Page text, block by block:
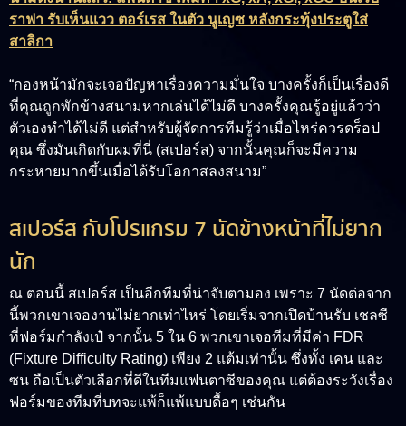
ราฟา รับเห็นแวว ตอร์เรส ในตัว นูเญซ หลังกระทุ้งประตูใส่
สาลิกา
“กองหน้ามักจะเจอปัญหาเรื่องความมั่นใจ บางครั้งก็เป็นเรื่องดี
ที่คุณถูกพักข้างสนามหากเล่นได้ไม่ดี บางครั้งคุณรู้อยู่แล้วว่า
ตัวเองทำได้ไม่ดี แต่สำหรับผู้จัดการทีมรู้ว่าเมื่อไหร่ควรดร็อป
คุณ ซึ่งมันเกิดกับผมที่นี่ (สเปอร์ส) จากนั้นคุณก็จะมีความ
กระหายมากขึ้นเมื่อได้รับโอกาสลงสนาม”
สเปอร์ส กับโปรแกรม 7 นัดข้างหน้าที่ไม่ยาก
นัก
ณ ตอนนี้ สเปอร์ส เป็นอีกทีมที่น่าจับตามอง เพราะ 7 นัดต่อจาก
นี้พวกเขาเจองานไม่ยากเท่าไหร่ โดยเริ่มจากเปิดบ้านรับ เชลซี
ที่ฟอร์มกำลังเป๋ จากนั้น 5 ใน 6 พวกเขาเจอทีมที่มีค่า FDR
(Fixture Difficulty Rating) เพียง 2 แต้มเท่านั้น ซึ่งทั้ง เคน และ
ซน ถือเป็นตัวเลือกที่ดีในทีมแฟนตาซีของคุณ แต่ต้องระวังเรื่อง
ฟอร์มของทีมที่บทจะแพ้ก็แพ้แบบดื้อๆ เช่นกัน